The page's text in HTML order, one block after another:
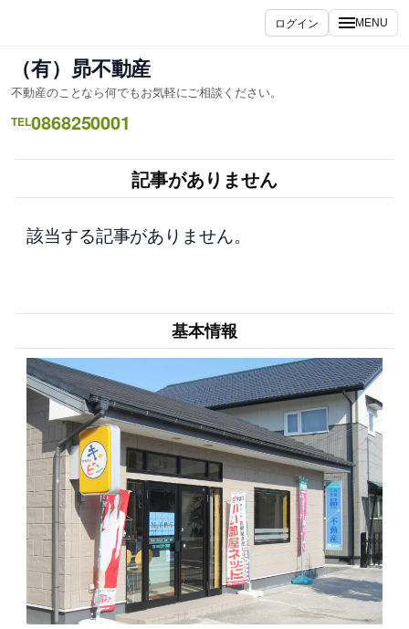
キ
ッ
ログイン MENU
（有）昴不動産
不動産のことなら何でもお気軽にご相談ください。
TEL0868250001
記事がありません
該当する記事がありません。
基本情報